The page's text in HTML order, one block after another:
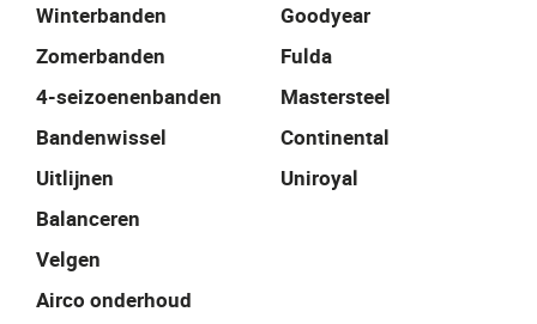
Winterbanden
Zomerbanden
4-seizoenenbanden
Bandenwissel
Uitlijnen
Balanceren
Velgen
Airco onderhoud
Goodyear
Fulda
Mastersteel
Continental
Uniroyal